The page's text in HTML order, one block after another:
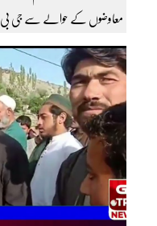
معاوضوں کے حوالے سے جی بی
افضل روندو